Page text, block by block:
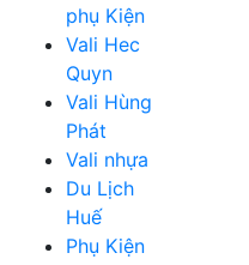
phụ Kiện
Vali Hec
Quyn
Vali Hùng
Phát
Vali nhựa
Du Lịch
Huế
Phụ Kiện